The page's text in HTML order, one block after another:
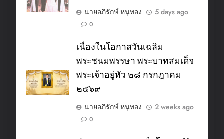
นายอภิรักษ์ หนูทอง
5 days ago
0
เนื่องในโอกาสวันเฉลิม
พระชนมพรรษา พระบาทสมเด็จ
พระเจ้าอยู่หัว ๒๘ กรกฎาคม
๒๕๖๙
นายอภิรักษ์ หนูทอง
2 weeks ago
0